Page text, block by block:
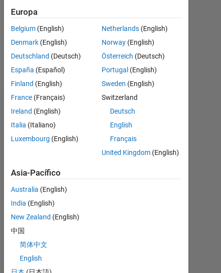
Following:
Follow
Panel de control
Estadística
CONTRIBUCIONES L
-2
-1
2
3
4
5
Europa
Belgium (English)
Denmark (English)
Deutschland (Deutsch)
España (Español)
Finland (English)
France (Français)
Ireland (English)
Italia (Italiano)
Luxembourg (English)
Netherlands(English)
Norway(English)
Österreich (Deutsch)
Portugal (English)
Sweden (English)
Switzerland
Deutsch
English
Français
United Kingdom(English)
Asia-Pacífico
Australia (English)
India (English)
New Zealand (English)
中国
简体中文
English